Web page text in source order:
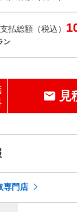
支払総額（税込）
ン
見
専門店